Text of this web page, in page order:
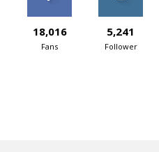
18,016
Fans
5,241
Follower